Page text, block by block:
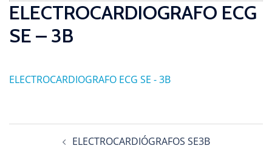
ELECTROCARDIOGRAFO ECG
SE – 3B
ELECTROCARDIOGRAFO ECG SE - 3B
ELECTROCARDIÓGRAFOS SE3B